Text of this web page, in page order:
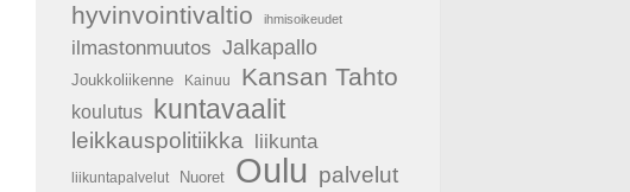
hyvinvointivaltio ihmisoikeudet
ilmastonmuutos Jalkapallo
Joukkoliikenne Kainuu Kansan Tahto
koulutus kuntavaalit
leikkauspolitiikka liikunta
liikuntapalvelut Nuoret Oulu palvelut